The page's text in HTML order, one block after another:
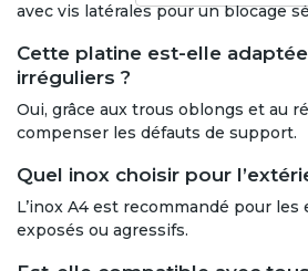
avec vis latérales pour un blocage
Cette platine est-elle
irréguliers ?
Oui, grâce aux trous oblongs et au
compenser les défauts de support.
Quel inox choisir pour
L’inox A4 est recommandé pour
exposés ou agressifs.